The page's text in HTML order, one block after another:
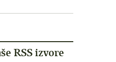
RSS izvore